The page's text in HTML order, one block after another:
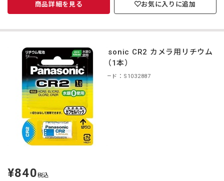
商品詳細を見る お気に入りに追加
Panasonic CR2 カメラ用リチウム
電池（1本）
商品コード：S1032887
定
価
¥840税込